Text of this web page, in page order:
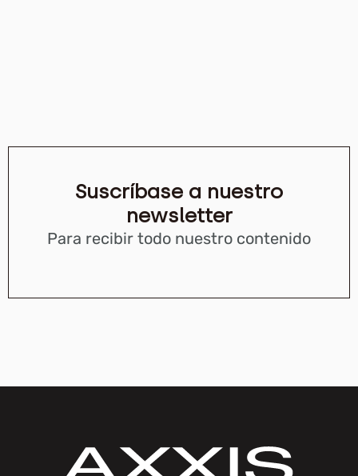
Suscríbase a nuestro
newsletter
Para recibir todo nuestro contenido